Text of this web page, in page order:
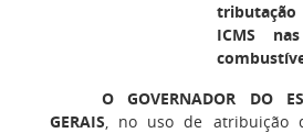
ICMS
O GOVERNADOR DO
GERAIS, no uso de atribuição